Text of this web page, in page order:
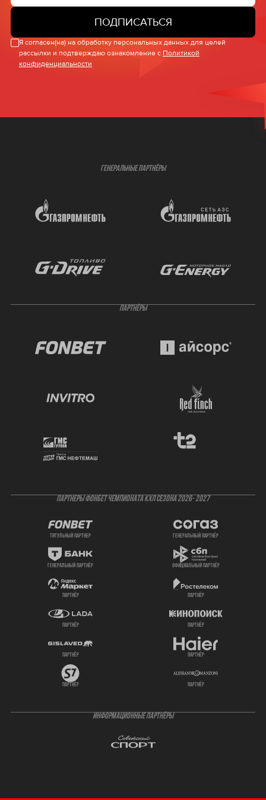
ПОДПИСАТЬСЯ
Я согласен(на) на обработку персональных данных для целей
рассылки и подтверждаю ознакомление с Политикой
конфиденциальности
ГЕНЕРАЛЬНЫЕ ПАРТНЁРЫ
ПАРТНЁРЫ
ПАРТНЕРЫ ФОНБЕТ ЧЕМПИОНАТА КХЛ СЕЗОНА 2026- 2027
титульный партнер генеральный партнёр
генеральный партнёр официальный партнёр
партнёр партнёр
партнёр партнёр
партнёр партнёр
партнёр партнёр
ИНФОРМАЦИОННЫЕ ПАРТНЁРЫ